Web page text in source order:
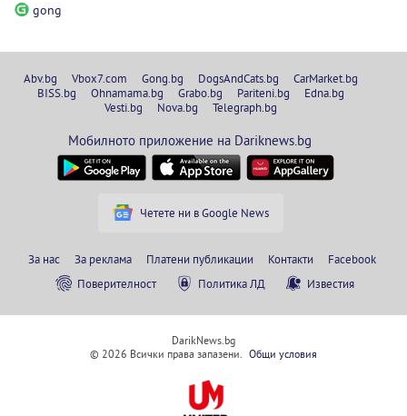
gong
Abv.bg Vbox7.com Gong.bg DogsAndCats.bg
CarMarket.bg
BISS.bg
Ohnamama.bg Grabo.bg Pariteni.bg
Edna.bg
Vesti.bg
Nova.bg Telegraph.bg
Мобилното приложение на Dariknews.bg
Четете ни в Google News
За нас За реклама Платени публикации Контакти
Facebook
Поверителност
Политика ЛД Известия
DarikNews.bg
© 2026 Всички права запазени.
Общи условия